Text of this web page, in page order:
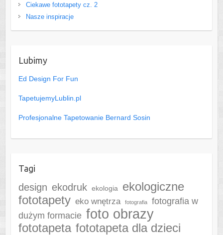
Ciekawe fototapety cz. 2
Nasze inspiracje
Lubimy
Ed Design For Fun
TapetujemyLublin.pl
Profesjonalne Tapetowanie Bernard Sosin
Tagi
design ekodruk ekologia
ekologiczne
fototapety eko wnętrza fotografia
fotografia w
dużym formacie foto obrazy
fototapeta fototapeta dla dzieci